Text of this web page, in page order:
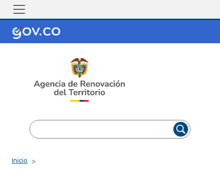
Pasar al contenido principal
Ruta de navegación
Inicio